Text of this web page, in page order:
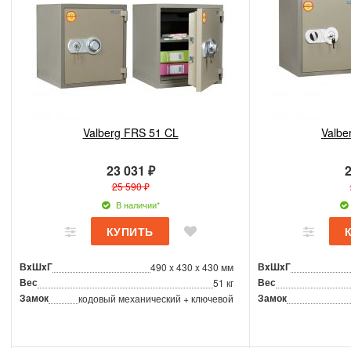
Valberg FRS 51 CL
23 031 ₽
25 590 ₽
В наличии*
ВxШxГ 490 x 430 x 430 мм
Вес 51 кг
Замок кодовый механический + ключевой
ВxШxГ
Вес
Замок